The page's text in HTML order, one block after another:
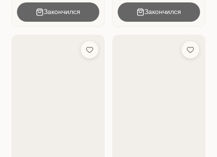
Закончился Закончился
Add to Wish List Add to